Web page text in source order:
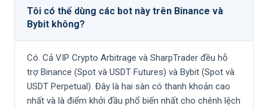
Tôi có thể dùng các bot này trên Binance và
Bybit không?
Có. Cả VIP Crypto Arbitrage và SharpTrader đều hỗ
trợ Binance (Spot và USDT Futures) và Bybit (Spot và
USDT Perpetual). Đây là hai sàn có thanh khoản cao
nhất và là điểm khởi đầu phổ biến nhất cho chênh lệch